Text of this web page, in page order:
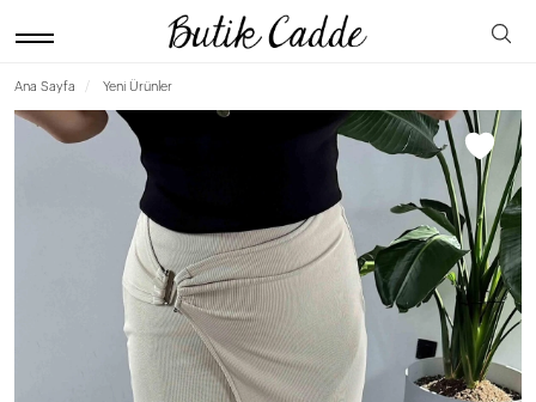
Ana Sayfa Yeni Ürünler